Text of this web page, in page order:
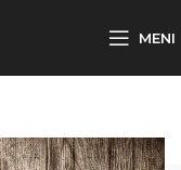
MENI